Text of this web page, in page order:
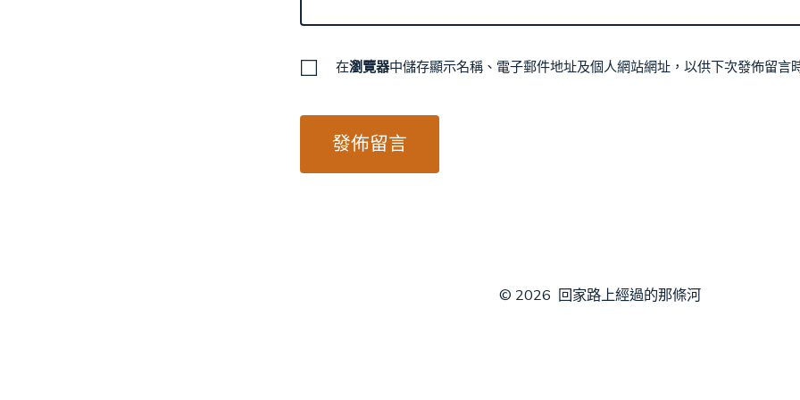
在瀏覽器中儲存顯示名稱、電子郵件地址及個人網站網址，以供下次發佈留言
© 2026 回家路上經過的那條河